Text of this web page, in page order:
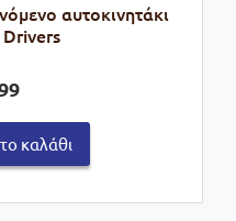
αυτοκινητάκι
καλάθι